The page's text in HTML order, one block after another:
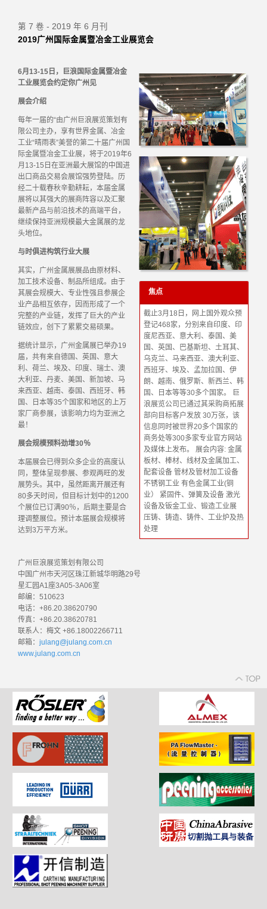
第 7 卷 - 2019 年 6 月刊
2019广州国际金属暨冶金工业展览会
焦点
截止3月18日，网上国外观众预
登记468家，分别来自印度、印
度尼西亚、意大利、泰国、美
国、英国、巴基斯坦、土耳其、
乌克兰、马来西亚、澳大利亚、
西班牙、埃及、孟加拉国、伊
朗、越南、俄罗斯、新西兰、韩
国、日本等等30多个国家。 巨
浪展览公司已通过其采购商拓展
部向目标客户发放 30万张，该
信息同时被世界20多个国家的
商务处等300多家专业官方网站
及媒体上发布。 展会内容: 金属
板材、棒材、线材及金属加工、
配套设备 管材及管材加工设备
不锈钢工业 有色金属工业(铜
业） 紧固件、弹簧及设备 激光
设备及钣金工业、锻造工业展
压铸、铸造、铸件、工业炉及热
处理
6月13-15日，巨浪国际金属暨冶金
工业展览会约定你广州见
展会介绍
每年一届的“由广州巨浪展览策划有
限公司主办，享有世界金属、冶金
工业“晴雨表”美誉的第二十届广州国
际金属暨冶金工业展，将于2019年6
月13-15日在亚洲最大展馆的中国进
出口商品交易会展馆强势登陆。历
经二十载春秋辛勤耕耘，本届金属
展将以其强大的展商阵容以及汇聚
最新产品与前沿技术的高端平台，
继续保持亚洲规模最大金属展的龙
头地位。
与时俱进构筑行业大展
其实，广州金属展展品由原材料、
加工技术设备、制品所组成。由于
其展会规模大、专业性强且参展企
业产品相互依存，因而形成了一个
完整的产业链，发挥了巨大的产业
链效应，创下了累累交易硕果。
据统计显示，广州金属展已举办19
届，共有来自德国、英国、意大
利、荷兰、埃及、印度、瑞士、澳
大利亚、丹麦、美国、新加坡、马
来西亚、越南、泰国、西班牙、韩
国、日本等35个国家和地区的上万
家厂商参展，该影响力均为亚洲之
最！
展会规模预料劲增30％
本届展会已得到众多企业的高度认
同，整体呈现参展、参观两旺的发
展势头。其中，虽然距离开展还有
80多天时间，但目标计划中的1200
个展位已订满90％，后期主要是合
理调整展位。预计本届展会规模将
达到3万平方米。
广州巨浪展览策划有限公司
中国广州市天河区珠江新城华明路29号
星汇园A1座3A05-3A06室
邮编：510623
电话：+86.20.38620790
传真：+86.20.38620781
联系人：梅文 +86.18002266711
邮箱： julang@julang.com.cn
www.julang.com.cn